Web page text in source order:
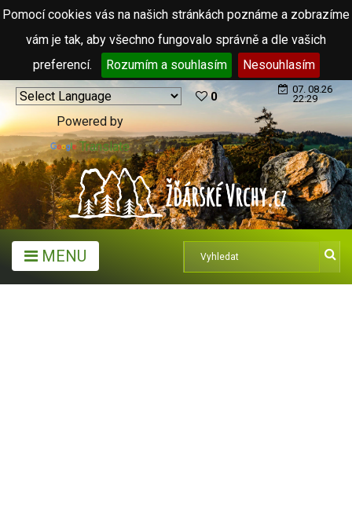
Pomocí cookies vás na našich stránkách poznáme a zobrazíme
vám je tak, aby všechno fungovalo správně a dle vašich
preferencí.
Rozumím a souhlasím Nesouhlasím
Powered by
Translate
0
07. 08.26
22:29
MENU